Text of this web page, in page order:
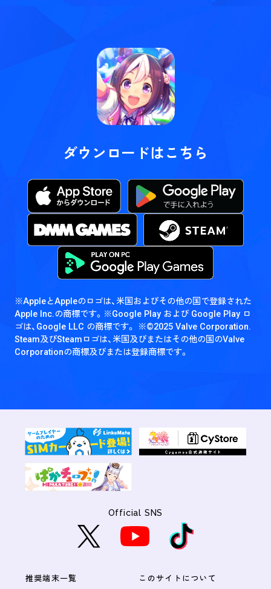
ダウンロードはこちら
※AppleとAppleのロゴは、米国およびその他の国で登録された
Apple Inc.の商標です。 ※Google Play および Google Play ロ
ゴは、Google LLC の商標です。
※©2025 Valve Corporation.
Steam及びSteamロゴは、米国及びまたはその他の国のValve
Corporationの商標及びまたは登録商標です。
Official SNS
推奨端末一覧 このサイトについて